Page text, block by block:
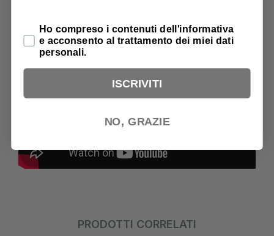
RECENSIONI
PRODOTTI CORRELATI
Privacy Policy
Ho compreso i contenuti dell'informativa
e acconsento al trattamento dei miei dati
personali.
ISCRIVITI
NO, GRAZIE